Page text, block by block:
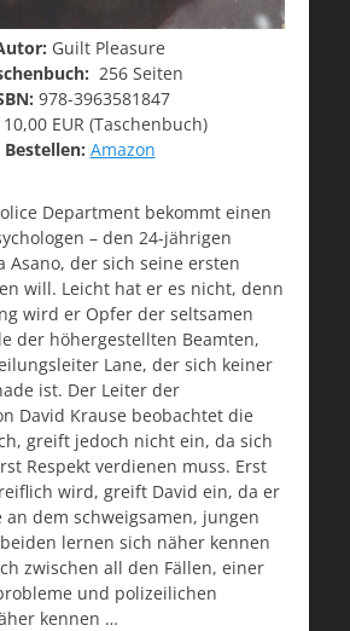
Guilt Pleasure
256 Seiten
978-3963581847
10,00 EUR (Taschenbuch)
Bestellen: Amazon
Department bekommt einen
– den 24-jährigen
Asano, der sich seine ersten
will. Leicht hat er es nicht, denn
wird er Opfer der seltsamen
der höhergestellten Beamten,
Lane, der sich keiner
ist. Der Leiter der
David Krause beobachtet die
greift jedoch nicht ein, da sich
Respekt verdienen muss. Erst
wird, greift David ein, da er
an dem schweigsamen, jungen
lernen sich näher kennen
zwischen all den Fällen, einer
und polizeilichen
kennen …